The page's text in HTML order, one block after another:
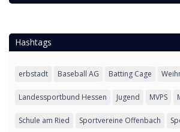
Hashtags
erbstadt Baseball AG Batting Cage
Landessportbund Hessen Jugend MVPS
Schule am Ried Sportvereine Offenbach